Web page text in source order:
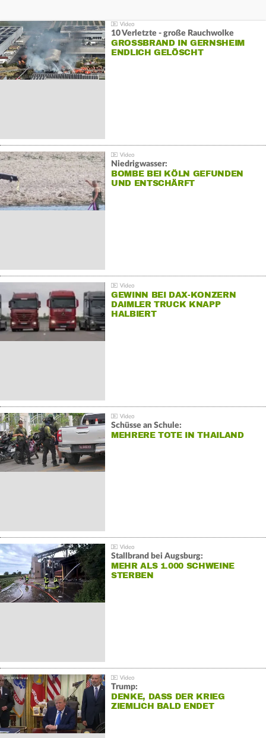
10 Verletzte - große Rauchwolke
GROSSBRAND IN GERNSHEIM E
NDLICH GELÖSCHT
Niedrigwasser:
BOMBE BEI KÖLN GEFUNDEN
UND ENTSCHÄRFT
GEWINN BEI DAX-KONZERN
DAIMLER TRUCK KNAPP
HALBIERT
Schüsse an Schule:
MEHRERE TOTE IN THAILAND
Stallbrand bei Augsburg:
MEHR ALS 1.000 SCHWEINE
STERBEN
Trump:
DENKE, DASS DER KRIEG
ZIEMLICH BALD ENDET